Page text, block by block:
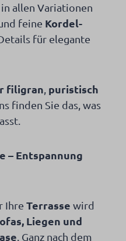
in allen Variationen
feine Kordel-
für elegante
filigran puristisch
finden Sie das, was
– Entspannung
Ihre Terrasse wird
Liegen und
. Ganz nach dem